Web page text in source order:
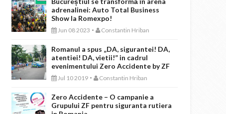
adrenalinei: Auto Total Business
Show la Romexpo!
Jun 08 2023 - Constantin Hriban
Romanul a spus „DA, sigurantei! DA,
atentiei! DA, vietii!” in cadrul
evenimentului Zero Accidente by ZF
Jul 10 2019 - Constantin Hriban
Zero Accidente – O campanie a
Grupului ZF pentru siguranta rutiera